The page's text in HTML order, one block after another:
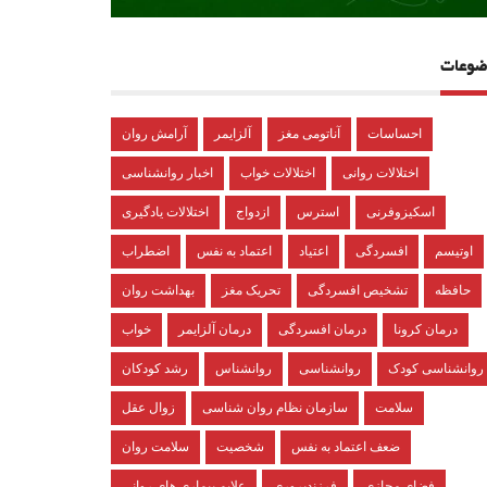
آرامش روان آلزایمر آناتومی مغز احساسات
اخبار روانشناسی اختلالات خواب اختلالات روانی
اختلالات یادگیری ازدواج استرس اسکیزوفرنی
اضطراب اعتماد به نفس اعتیاد افسردگی اوتیسم
بهداشت روان تحریک مغز تشخیص افسردگی حافظه
خواب درمان آلزایمر درمان افسردگی درمان کرونا
رشد کودکان روانشناس روانشناسی روانشناسی کودک
زوال عقل سازمان نظام روان شناسی سلامت
سلامت روان شخصیت ضعف اعتماد به نفس